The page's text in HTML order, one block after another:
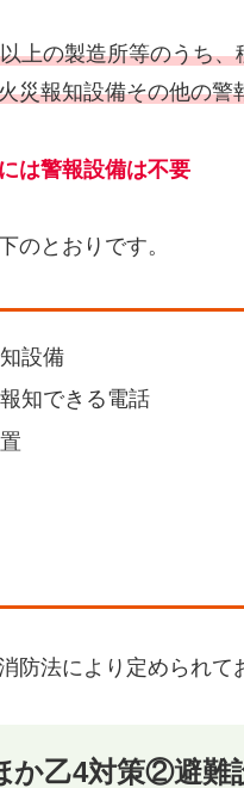
上の製造所等のうち
災報知設備その他の
は警報設備は不要
のとおりです。
設備
知できる電話
防法により定められて
か乙4対策②避難